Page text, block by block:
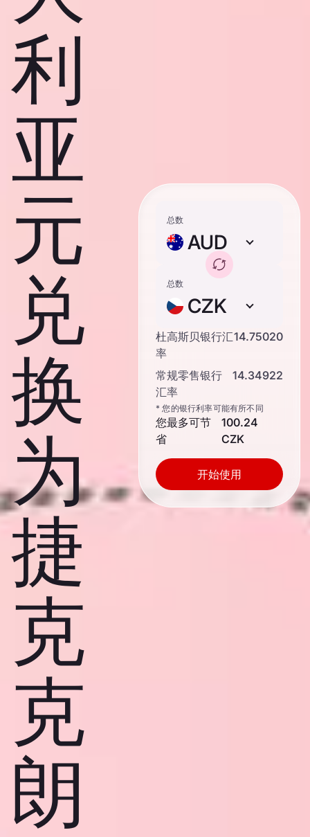
利
亚
元
兑
换
为
捷
克
克
朗
总数
AUD
总数
CZK
杜高斯贝银行汇
率
14.75020
常规零售银行
汇率
14.34922
* 您的银行利率可能有所不同
您最多可节
省
100.24
CZK
开始使用